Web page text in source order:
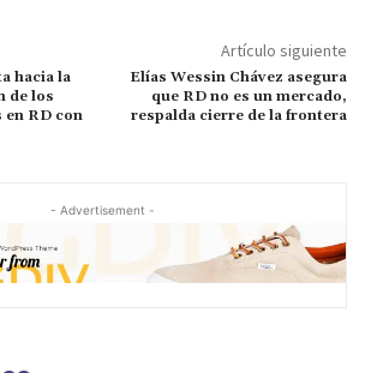
hacia la
de los
en RD con
Artículo siguiente
Elías Wessin Chávez asegura
que RD no es un mercado,
respalda cierre de la frontera
- Advertisement -